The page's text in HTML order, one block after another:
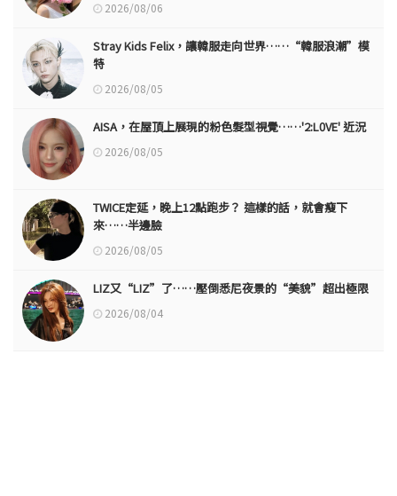
2026/08/06
Stray Kids Felix，讓韓服走向世界……“韓服浪潮”模
特
2026/08/05
AISA，在屋頂上展現的粉色髮型視覺……'2:L0VE' 近況
2026/08/05
TWICE定延，晚上12點跑步？ 這樣的話，就會瘦下
來……半邊臉
2026/08/05
LIZ又“LIZ”了……壓倒悉尼夜景的“美貌”超出極限
2026/08/04